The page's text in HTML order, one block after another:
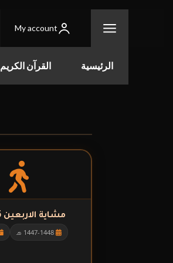
My account
الرئيسية القرآن الكريم
مشاية الاربعين 2026 م
1447-1448 هـ